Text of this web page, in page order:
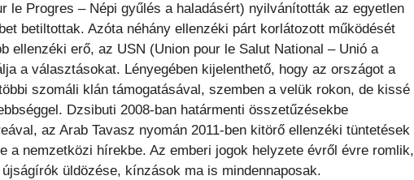
le Progres – Népi gyűlés a haladásért) nyilvánították az egyetlen
betiltottak. Azóta néhány ellenzéki párt korlátozott működését
ellenzéki erő, az USN (Union pour le Salut National – Unió a
a választásokat. Lényegében kijelenthető, hogy az országot a
szomáli klán támogatásával, szemben a velük rokon, de kissé
Dzsibuti 2008-ban határmenti összetűzésekbe
az Arab Tavasz nyomán 2011-ben kitörő ellenzéki tüntetések
a nemzetközi hírekbe. Az emberi jogok helyzete évről évre romlik,
üldözése, kínzások ma is mindennaposak.